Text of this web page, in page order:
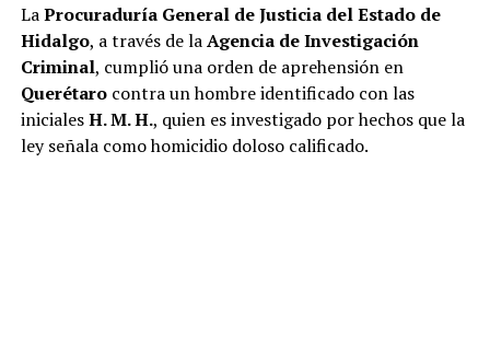
LaProcuraduría General de Justicia del Estado de
Hidalgo, a través de laAgencia de Investigación
Criminal, cumplió una orden de aprehensión en
Querétarocontra un hombre identificado con las
inicialesH. M. H., quien es investigado por hechos que la
ley señala como homicidio doloso calificado.